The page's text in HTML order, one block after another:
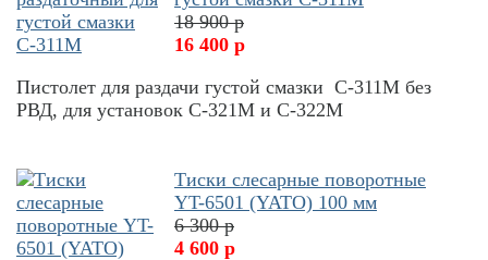
18 900 р
16 400 р
Пистолет для раздачи густой смазки С-311М без
РВД, для установок С-321М и С-322М
Тиски слесарные поворотные
YT-6501 (YATO) 100 мм
6 300 р
4 600 р